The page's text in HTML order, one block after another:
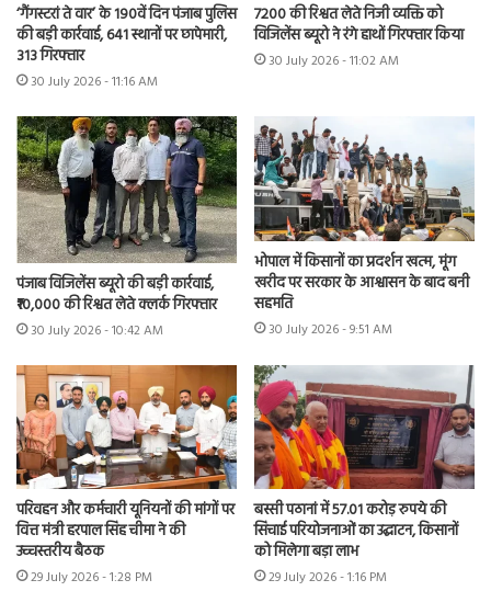
‘गैंगस्टरां ते वार’ के 190वें दिन पंजाब पुलिस
की बड़ी कार्रवाई, 641 स्थानों पर छापेमारी,
313 गिरफ्तार
30 July 2026 - 11:16 AM
7200 की रिश्वत लेते निजी व्यक्ति को
विजिलेंस ब्यूरो ने रंगे हाथों गिरफ्तार किया
30 July 2026 - 11:02 AM
पंजाब विजिलेंस ब्यूरो की बड़ी कार्रवाई,
₹10,000 की रिश्वत लेते क्लर्क गिरफ्तार
30 July 2026 - 10:42 AM
भोपाल में किसानों का प्रदर्शन खत्म, मूंग
खरीद पर सरकार के आश्वासन के बाद बनी
सहमति
30 July 2026 - 9:51 AM
परिवहन और कर्मचारी यूनियनों की मांगों पर
वित्त मंत्री हरपाल सिंह चीमा ने की
उच्चस्तरीय बैठक
29 July 2026 - 1:28 PM
बस्सी पठानां में 57.01 करोड़ रुपये की
सिंचाई परियोजनाओं का उद्घाटन, किसानों
को मिलेगा बड़ा लाभ
29 July 2026 - 1:16 PM